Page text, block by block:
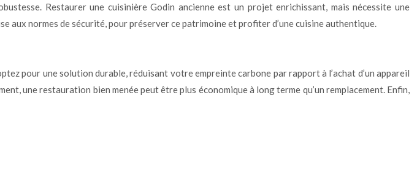
Restaurer une cuisinière Godin ancienne est un projet enrichissant, mais nécessite une
aux normes de sécurité, pour préserver ce patrimoine et profiter d’une cuisine authentique.
pour une solution durable, réduisant votre empreinte carbone par rapport à l’achat d’un appareil
une restauration bien menée peut être plus économique à long terme qu’un remplacement. Enfin,